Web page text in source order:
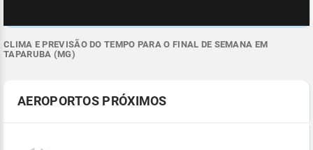
CLIMA E PREVISÃO DO TEMPO PARA O FINAL DE SEMANA EM
TAPARUBA (MG)
AEROPORTOS PRÓXIMOS